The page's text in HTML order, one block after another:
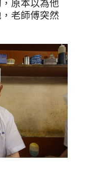
原本以為他
老師傅突然